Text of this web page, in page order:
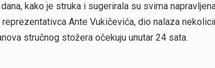
kako je struka i sugerirala su svima
Ante Vukičevića, dio nalaza
stručnog stožera očekuju unutar 24 sata.